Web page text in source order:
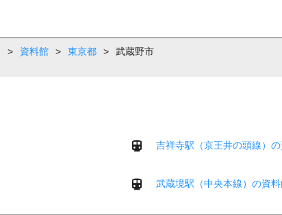
> 資料館 > 東京都 > 武蔵野市
吉祥寺駅（京王井の頭線）
武蔵境駅（中央本線）の資